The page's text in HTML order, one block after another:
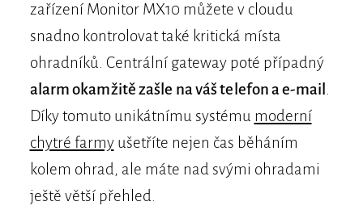
zařízení Monitor MX10 můžete v cloudu
snadno kontrolovat také kritická místa
ohradníků. Centrální gateway poté případný
alarm okamžitě zašle na váš telefon a e-mail
Díky tomuto unikátnímu systému moderní
chytré farmyušetříte nejen čas běháním
kolem ohrad, ale máte nad svými ohradami
ještě větší přehled.